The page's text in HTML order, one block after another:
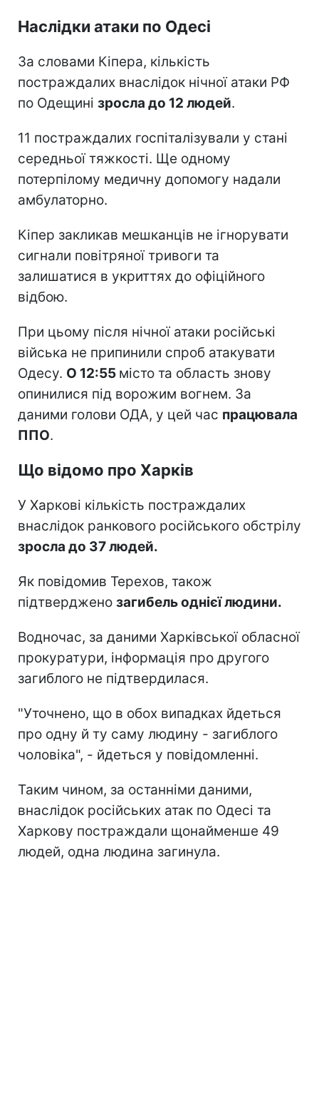
Наслідки атаки по Одесі
За словами Кіпера, кількість
постраждалих внаслідок нічної атаки РФ
по Одещині зросла до 12 людей.
11 постраждалих госпіталізували у стані
середньої тяжкості. Ще одному
потерпілому медичну допомогу надали
амбулаторно.
Кіпер закликав мешканців не ігнорувати
сигнали повітряної тривоги та
залишатися в укриттях до офіційного
відбою.
При цьому після нічної атаки російські
війська не припинили спроб атакувати
Одесу. О 12:55 місто та область знову
опинилися під ворожим вогнем. За
даними голови ОДА, у цей час працювала
ППО.
Що відомо про Харків
У Харкові кількість постраждалих
внаслідок ранкового російського обстрілу
зросла до 37 людей.
Як повідомив Терехов, також
підтверджено загибель однієї людини.
Водночас, за даними Харківської обласної
прокуратури, інформація про другого
загиблого не підтвердилася.
"Уточнено, що в обох випадках йдеться
про одну й ту саму людину - загиблого
чоловіка", - йдеться у повідомленні.
Таким чином, за останніми даними,
внаслідок російських атак по Одесі та
Харкову постраждали щонайменше 49
людей, одна людина загинула.